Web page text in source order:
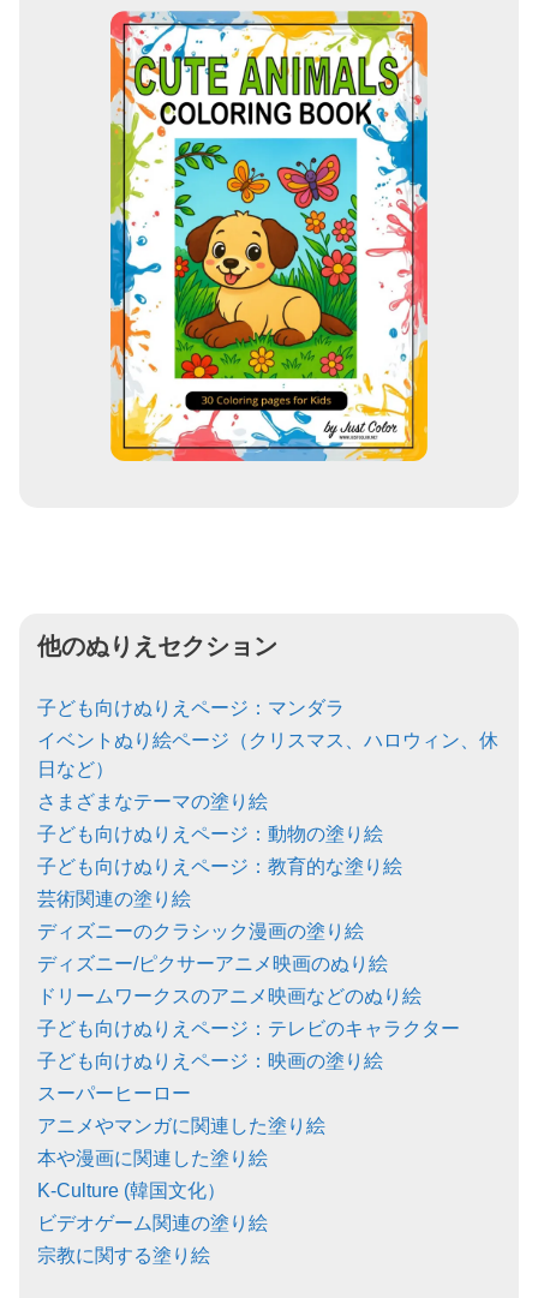
他のぬりえセクション
子ども向けぬりえページ：マンダラ
イベントぬり絵ページ（クリスマス、ハロウィン、休
日など）
さまざまなテーマの塗り絵
子ども向けぬりえページ：動物の塗り絵
子ども向けぬりえページ：教育的な塗り絵
芸術関連の塗り絵
ディズニーのクラシック漫画の塗り絵
ディズニー/ピクサーアニメ映画のぬり絵
ドリームワークスのアニメ映画などのぬり絵
子ども向けぬりえページ：テレビのキャラクター
子ども向けぬりえページ：映画の塗り絵
スーパーヒーロー
アニメやマンガに関連した塗り絵
本や漫画に関連した塗り絵
K-Culture (韓国文化）
ビデオゲーム関連の塗り絵
宗教に関する塗り絵